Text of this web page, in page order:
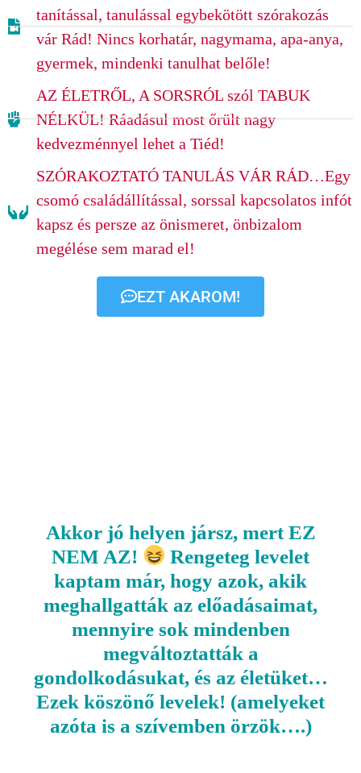
tanítással, tanulással egybekötött szórakozás
vár Rád! Nincs korhatár, nagymama, apa-anya,
gyermek, mindenki tanulhat belőle!
AZ ÉLETRŐL, A SORSRÓL szól TABUK
NÉLKÜL! Ráadásul most őrült nagy
kedvezménnyel lehet a Tiéd!
SZÓRAKOZTATÓ TANULÁS VÁR RÁD…Egy
csomó családállítással, sorssal kapcsolatos infót
kapsz és persze az önismeret, önbizalom
megélése sem marad el!
EZT AKAROM!
Akkor jó helyen jársz, mert EZ
NEM AZ!
Rengeteg levelet
kaptam már, hogy azok, akik
meghallgatták az előadásaimat,
mennyire sok mindenben
megváltoztatták a
gondolkodásukat, és az életüket…
Ezek köszönő levelek! (amelyeket
azóta is a szívemben örzök….)